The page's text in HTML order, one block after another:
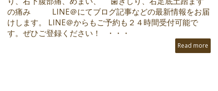
の痛み LINE＠にてブログ記事などの最新情報をお届
けします。 LINE＠からもご予約も２４時間受付可能で
す。ぜひご登録ください！ ・・・
Read more